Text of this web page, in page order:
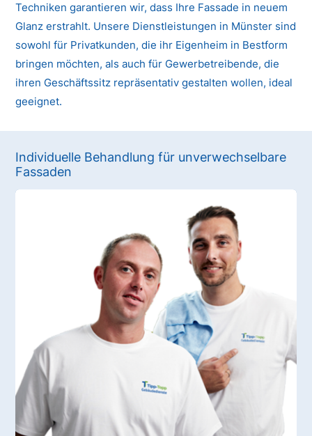
Techniken garantieren wir, dass Ihre Fassade in neuem
Glanz erstrahlt. Unsere Dienstleistungen in Münster sind
sowohl für Privatkunden, die ihr Eigenheim in Bestform
bringen möchten, als auch für Gewerbetreibende, die
ihren Geschäftssitz repräsentativ gestalten wollen, ideal
geeignet.
Individuelle Behandlung für unverwechselbare
Fassaden